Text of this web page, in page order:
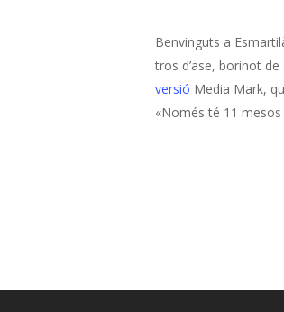
Benvinguts a
tros d’ase, borinot
versió Media Mark,
«Només té 11 mesos